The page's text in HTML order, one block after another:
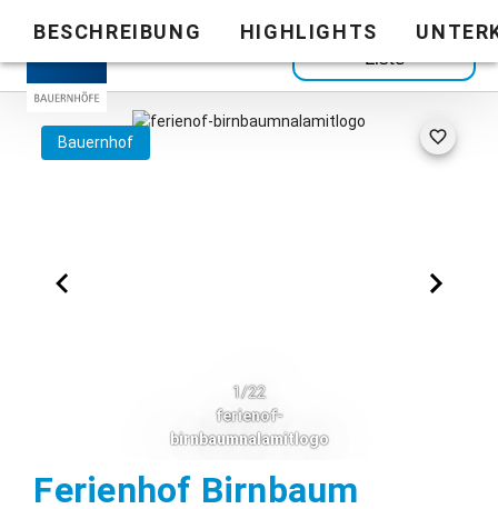
Zurück zur
Liste
BESCHREIBUNG HIGHLIGHTS
Bauernhof
1/22
ferienof-
birnbaumnalamitlogo
Ferienhof Birnbaum